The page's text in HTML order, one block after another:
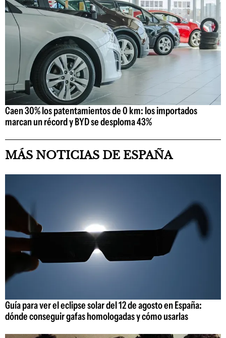
Caen 30% los patentamientos de 0 km: los importados
marcan un récord y BYD se desploma 43%
MÁS NOTICIAS DE ESPAÑA
Guía para ver el eclipse solar del 12 de agosto en España:
dónde conseguir gafas homologadas y cómo usarlas